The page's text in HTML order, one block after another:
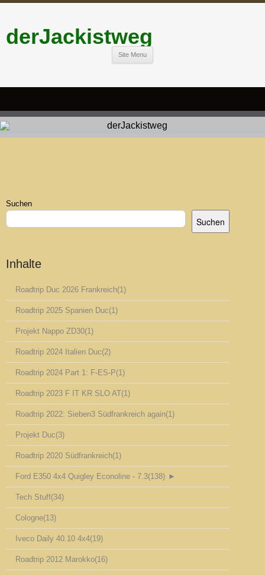
derJackistweg
Site Menu
Suchen
Suchen
Inhalte
Roadtrip Duc 2026 Frankreich(1)
Roadtrip 2025 Spanien Duc(1)
Projekt Nappo ZD30(1)
Roadtrip 2024 Italien Duc(2)
Roadtrip 2024 Part 1: F-ES-P(1)
Roadtrip 2023 F IT KR SLO AT(1)
Roadtrip 2022: Sieben3 Südfrankreich again(1)
Projekt Duc(3)
Roadtrip 2020 Südfrankreich(1)
Ford E350 4x4 Quigley Econoline - 7.3(138) ►
Tech Stuff(34)
Cologne(13)
Iveco Daily 40.10 4x4(19)
Roadtrip 2012 Marokko(16)